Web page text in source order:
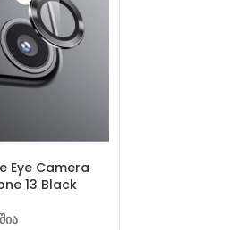
Eye Camera
13 Black